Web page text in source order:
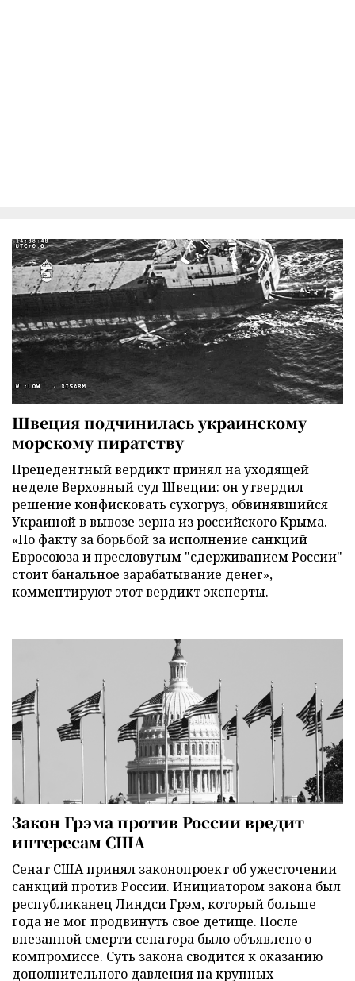
Швеция подчинилась украинскому
морскому пиратству
Прецедентный вердикт принял на уходящей
неделе Верховный суд Швеции: он утвердил
решение конфисковать сухогруз, обвинявшийся
Украиной в вывозе зерна из российского Крыма.
«По факту за борьбой за исполнение санкций
Евросоюза и пресловутым "сдерживанием России"
стоит банальное зарабатывание денег»,
комментируют этот вердикт эксперты.
Закон Грэма против России вредит
интересам США
Сенат США принял законопроект об ужесточении
санкций против России. Инициатором закона был
республиканец Линдси Грэм, который больше
года не мог продвинуть свое детище. После
внезапной смерти сенатора было объявлено о
компромиссе. Суть закона сводится к оказанию
дополнительного давления на крупных